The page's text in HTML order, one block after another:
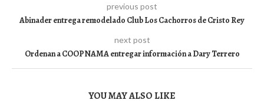
previous post
Abinader entrega remodelado Club Los Cachorros de Cristo Rey
next post
Ordenan a COOPNAMA entregar información a Dary Terrero
YOU MAY ALSO LIKE